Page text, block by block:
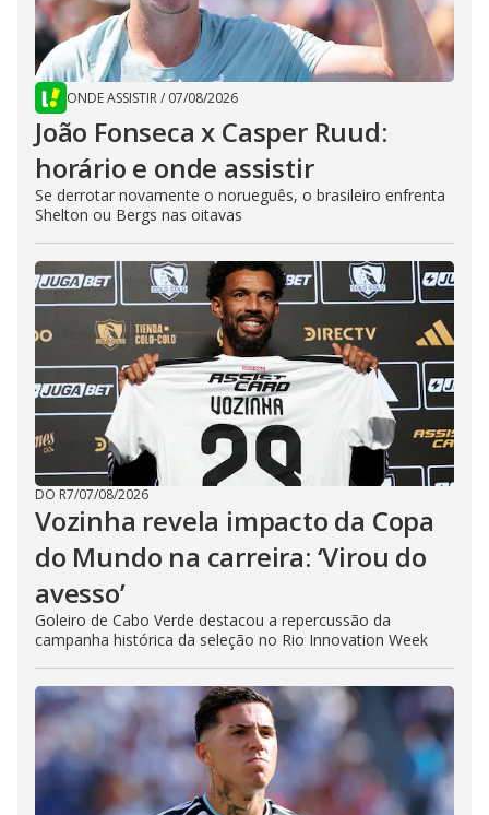
ONDE ASSISTIR/ 07/08/2026
João Fonseca x Casper Ruud:
horário e onde assistir
Se derrotar novamente o norueguês, o brasileiro enfrenta
Shelton ou Bergs nas oitavas
DO R7/07/08/2026
Vozinha revela impacto da Copa
do Mundo na carreira: ‘Virou do
avesso’
Goleiro de Cabo Verde destacou a repercussão da
campanha histórica da seleção no Rio Innovation Week